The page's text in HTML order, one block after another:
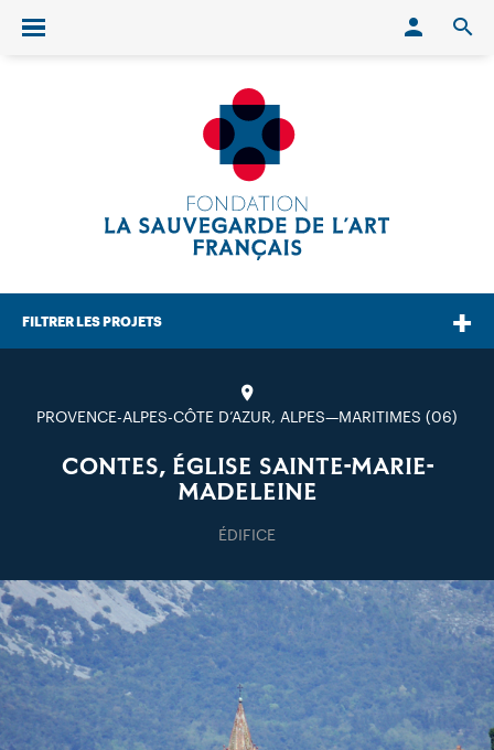
Ouvrir/fermer le menu
FILTRER LES PROJETS
PROVENCE-ALPES-CÔTE D’AZUR, ALPES—MARITIMES (06)
CONTES, ÉGLISE SAINTE-MARIE-
MADELEINE
ÉDIFICE